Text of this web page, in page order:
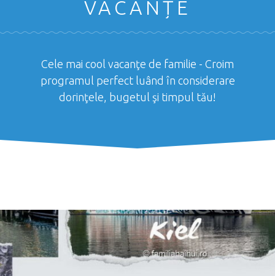
VACANȚE
Cele mai cool vacanţe de familie - Croim
programul perfect luând în considerare
dorinţele, bugetul şi timpul tău!